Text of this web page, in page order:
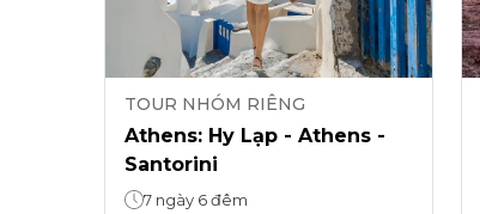
TOUR NHÓM RIÊNG
Athens: Hy Lạp - Athens -
Santorini
7 ngày 6 đêm